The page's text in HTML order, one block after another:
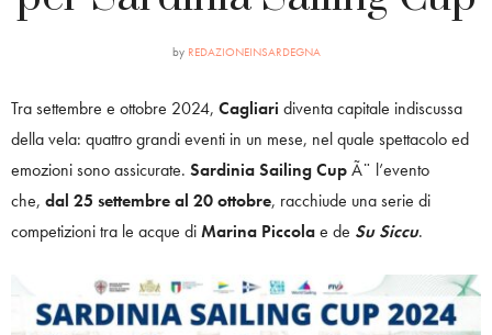
by REDAZIONEINSARDEGNA
Tra settembre e ottobre 2024, Cagliari diventa capitale indiscussa
della vela: quattro grandi eventi in un mese, nel quale spettacolo ed
emozioni sono assicurate. Sardinia Sailing CupÃ¨ l’evento
che, dal 25 settembre al 20 ottobre, racchiude una serie di
competizioni tra le acque diMarina Piccolae de Su Siccu.